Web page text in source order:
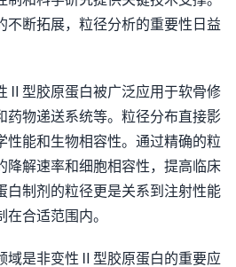
不断拓展，粒径分析的重要性日益
Ⅱ型胶原蛋白被广泛应用于软骨修
药物递送系统等。粒径分布直接影
性能和生物相容性。通过精确的粒
降解速率和细胞相容性，提高临床
白制剂的粒径更是关系到注射性能
合适范围内。
域是非变性Ⅱ型胶原蛋白的重要应